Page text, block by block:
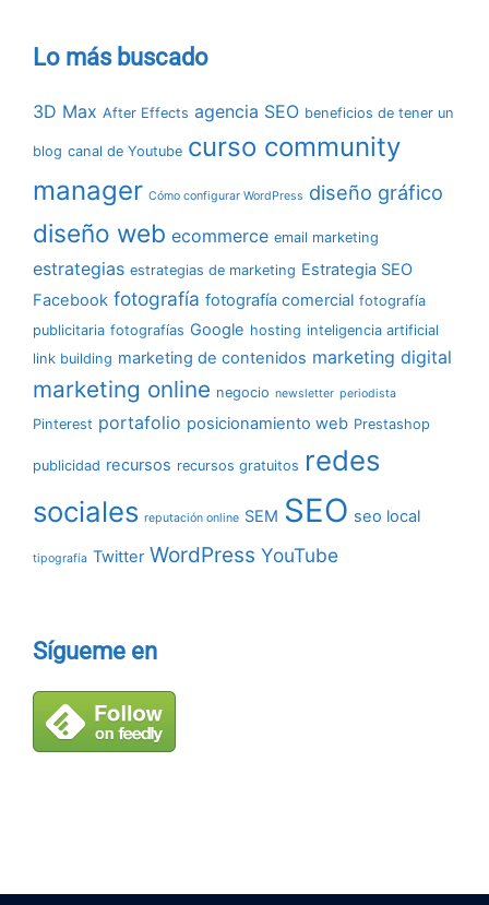
Lo más buscado
3D Max After Effects agencia SEO beneficios de tener un
blog canal de Youtube curso community
manager Cómo configurar WordPress diseño gráfico
diseño web ecommerce email marketing
estrategias estrategias de marketing Estrategia SEO
Facebook fotografía fotografía comercial fotografía
publicitaria fotografías Google hosting inteligencia artificial
link building marketing de contenidos marketing digital
marketing online negocio newsletter periodista
Pinterest portafolio posicionamiento web Prestashop
publicidad recursos recursos gratuitos redes
sociales reputación online SEM SEO seo local
tipografía Twitter WordPress YouTube
Sígueme en